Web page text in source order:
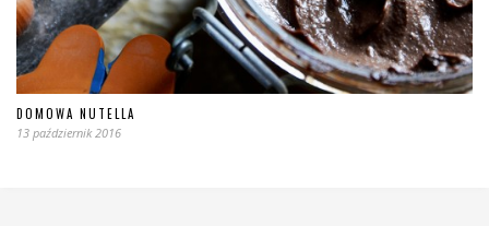
DOMOWA NUTELLA
13 październik 2016